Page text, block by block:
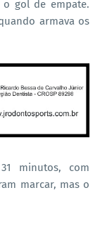
gol de empate.
armava os
minutos, com
marcar, mas o